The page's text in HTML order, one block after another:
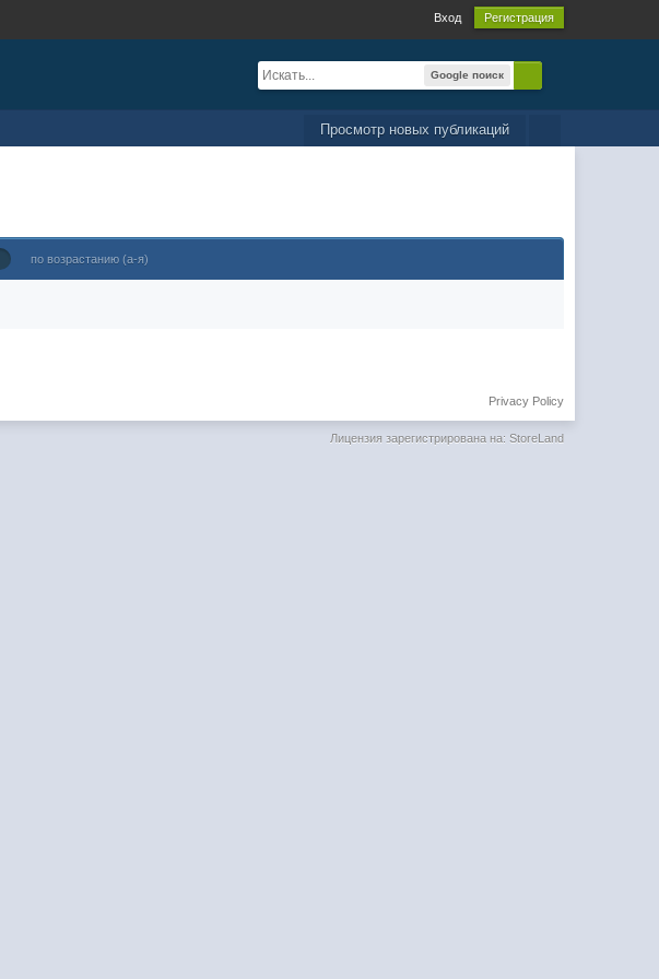
Вход Регистрация
Google поиск
Просмотр новых публикаций
по возрастанию (а-я)
Privacy Policy
Лицензия зарегистрирована на: StoreLand